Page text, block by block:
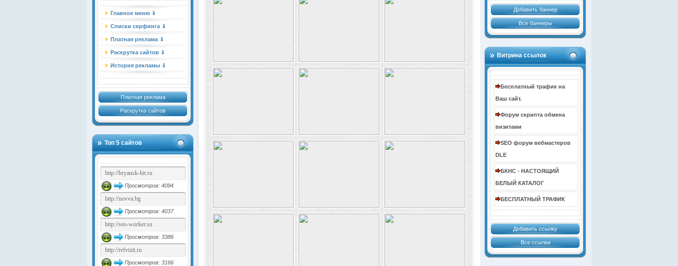
Главное меню ⇓
Списки серфинга ⇓
Платная реклама ⇓
Раскрутка сайтов ⇓
История рекламы ⇓
Платная реклама
Раскрутка сайтов
Топ 5 сайтов
Просмотров: 4094
Просмотров: 4037
Просмотров: 3386
Просмотров: 3166
Добавить баннер
Все баннеры
Витрина ссылок
Бесплатный трафик на
Ваш сайт.
Форум скрипта обмена
визитами
SEO форум вебмастеров
DLE
БКНС - НАСТОЯЩИЙ
БЕЛЫЙ КАТАЛОГ
БЕСПЛАТНЫЙ ТРАФИК
Добавить ссылку
Все ссылки